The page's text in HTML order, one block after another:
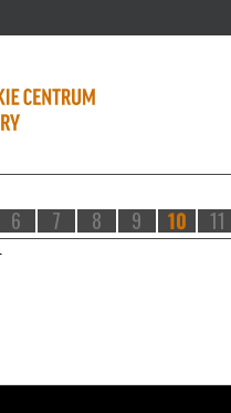
6 7 8 9 10 11